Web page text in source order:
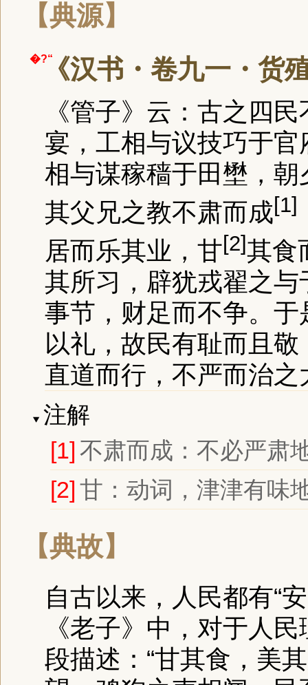
【典源】
《汉书・卷九一・货
《管子》云：古之四
宴，工相与议技巧于
相与谋稼穑于田壄，
其父兄之教不肃而成[1]
居而乐其业， 甘[2]其食
其所习，辟犹戎翟之
事节，财足而不争。
以礼，故民有耻而且
直道而行，不严而治之
注解
[1] 不肃而成：不必严肃
[2] 甘：动词，津津有味
【典故】
自古以来，人民都有“
《老子》中，对于人
段描述：“甘其食，美